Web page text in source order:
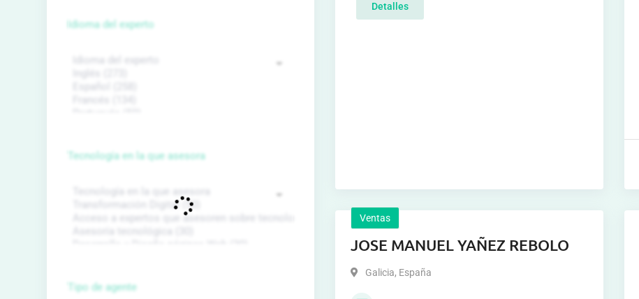
Detalles
Ventas
JOSE MANUEL YAÑEZ REBOLO
Galicia, España
Idioma del experto
Tecnología en la que asesora
Tipo de agente